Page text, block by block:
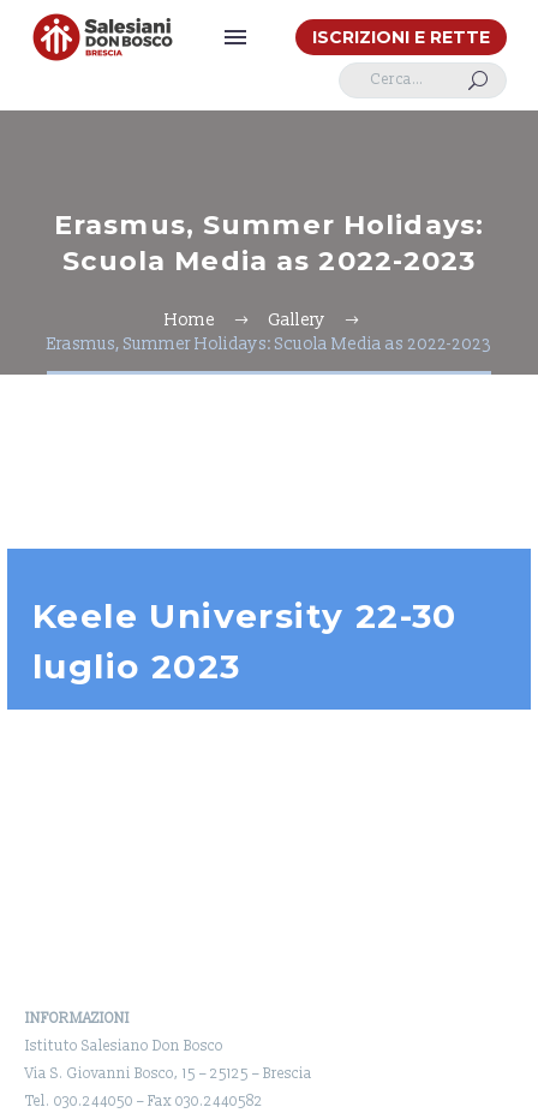
ISCRIZIONI E RETTE
U
Erasmus, Summer Holidays:
Scuola Media as 2022-2023
Home
Gallery
Erasmus, Summer Holidays: Scuola Media as 2022-2023
Keele University 22-30
luglio 2023
INFORMAZIONI
Istituto Salesiano Don Bosco
Via S. Giovanni Bosco, 15 – 25125 – Brescia
Tel. 030.244050 – Fax 030.2440582